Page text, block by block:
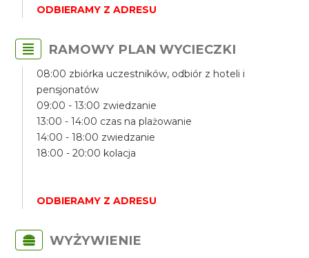
ODBIERAMY Z ADRESU
RAMOWY PLAN WYCIECZKI
08:00 zbiórka uczestników, odbiór z hoteli i
pensjonatów
09:00 - 13:00 zwiedzanie
13:00 - 14:00 czas na plażowanie
14:00 - 18:00 zwiedzanie
18:00 - 20:00 kolacja
ODBIERAMY Z ADRESU
WYŻYWIENIE